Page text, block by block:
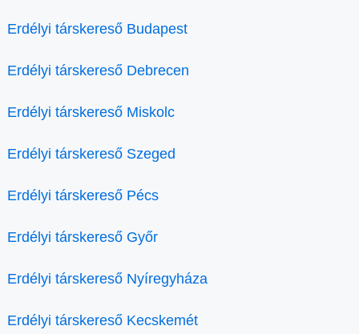
Erdélyi társkereső Budapest
Erdélyi társkereső Debrecen
Erdélyi társkereső Miskolc
Erdélyi társkereső Szeged
Erdélyi társkereső Pécs
Erdélyi társkereső Győr
Erdélyi társkereső Nyíregyháza
Erdélyi társkereső Kecskemét